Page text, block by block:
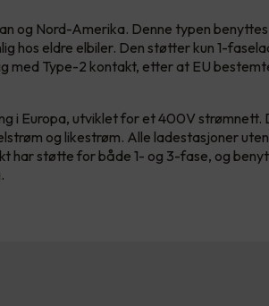
og Nord-Amerika. Denne typen benyttes
hos eldre elbiler. Den støtter kun 1-
med Type-2 kontakt, etter at EU
i Europa, utviklet for et 400V strømnett.
og likestrøm. Alle ladestasjoner
har støtte for både 1- og 3-fase, og